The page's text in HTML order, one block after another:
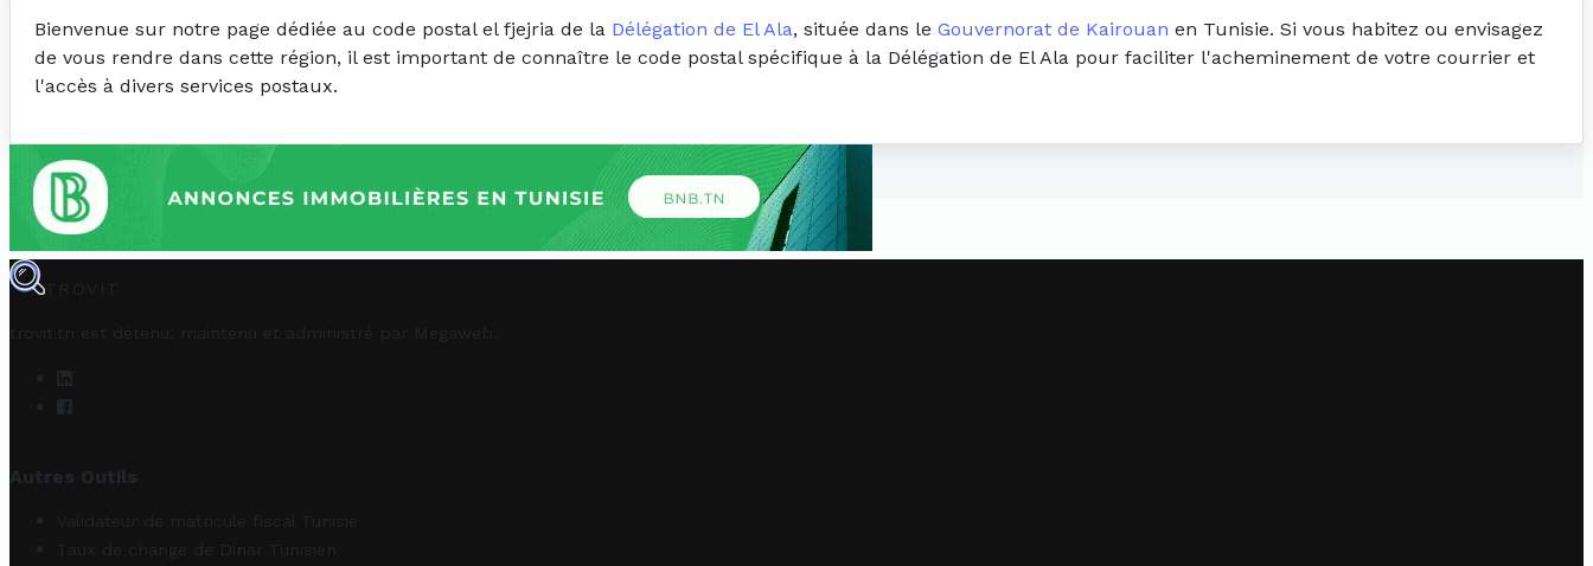
Bienvenue sur notre page dédiée au code postal el fjejria de la Délégation de El Ala, située dans le Gouvernorat de Kairouan en Tunisie. Si vous habitez ou envisagez
de vous rendre dans cette région, il est important de connaître le code postal spécifique à la Délégation de El Ala pour faciliter l'acheminement de votre courrier et
l'accès à divers services postaux.
TROVIT
trovit.tn est détenu, maintenu et administré par Megaweb
Autres Outils
Validateur de matricule fiscal Tunisie
Taux de change de Dinar Tunisien